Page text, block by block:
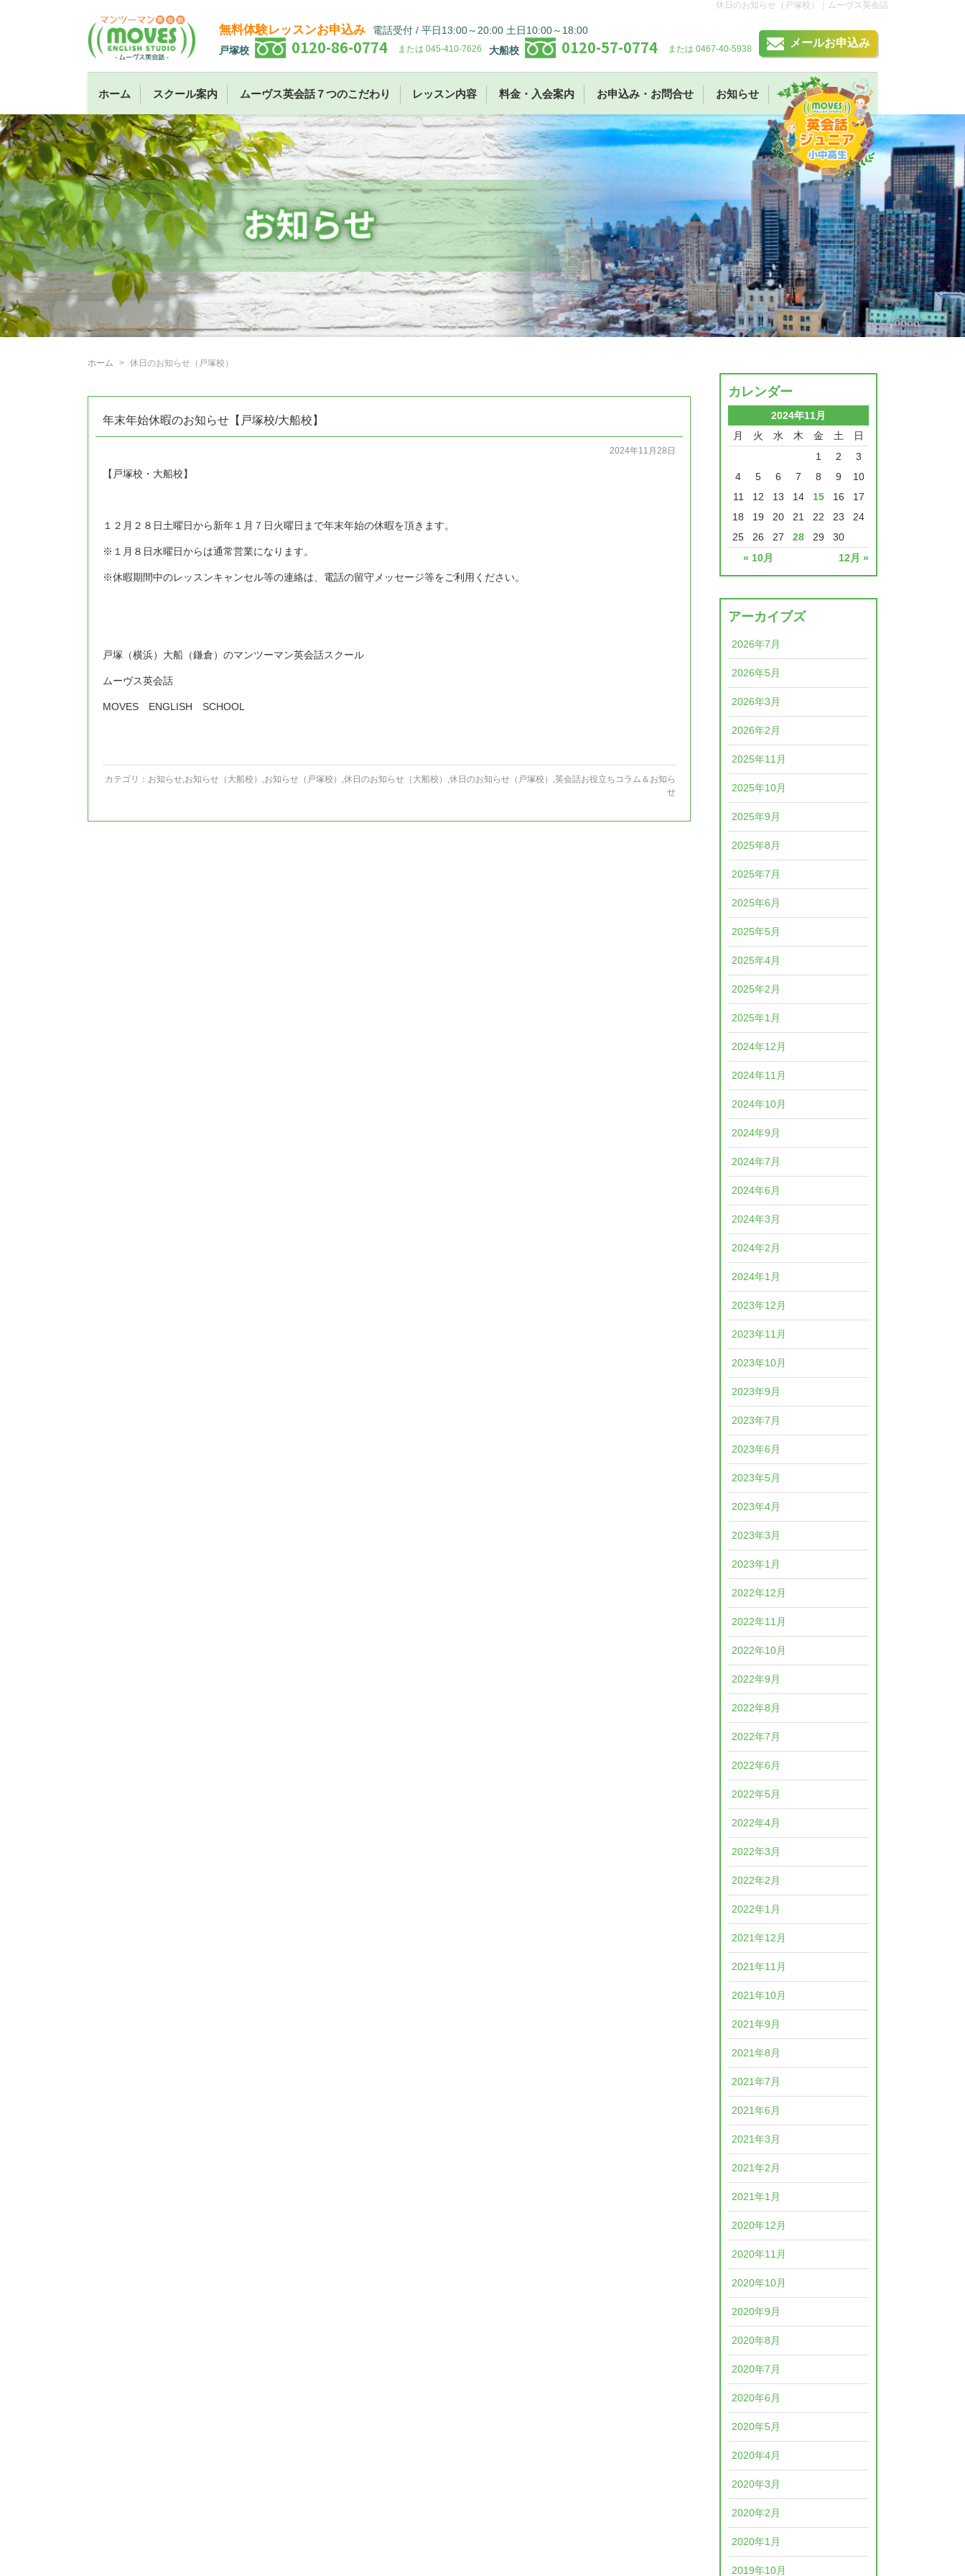
休日のお知らせ（戸塚校）｜ムーヴス英会話
無料体験レッスンお申込み
電話受付 / 平日13:00～20:00 土日10:00～18:00
戸塚校
0120-86-0774 または 045-410-7626 大船校 0120-57-0774 または 0467-40-5938
メールお申込み
ホーム スクール案内 ムーヴス英会話７つのこだわり レッスン内容 料金・入会案内 お申込み・お問合せ お知らせ
ホーム 休日のお知らせ（戸塚校）
年末年始休暇のお知らせ【戸塚校/大船校】
2024年11月28日
【戸塚校・大船校】
１２月２８日土曜日から新年１月７日火曜日まで年末年始の休暇を頂きます。
※１月８日水曜日からは通常営業になります。
※休暇期間中のレッスンキャンセル等の連絡は、電話の留守メッセージ等をご利用ください。
戸塚（横浜）大船（鎌倉）のマンツーマン英会話スクール
ムーヴス英会話
MOVES ENGLISH SCHOOL
カテゴリ： お知らせ お知らせ（大船校） お知らせ（戸塚校） 休日のお知らせ（大船校） 休日のお知らせ（戸塚校）
英会話お役立ちコラム＆お知ら
せ
カレンダー
2024年11月
月
火 水 木 金 土 日
« 10月 12月 »
1 2
3
4
5 6 7 8 9
10
11
12 13 14 15 16
17
18
19 20 21 22 23
24
25
26 27 28 29 30
アーカイブズ
2026年7月
2026年5月
2026年3月
2026年2月
2025年11月
2025年10月
2025年9月
2025年8月
2025年7月
2025年6月
2025年5月
2025年4月
2025年2月
2025年1月
2024年12月
2024年11月
2024年10月
2024年9月
2024年7月
2024年6月
2024年3月
2024年2月
2024年1月
2023年12月
2023年11月
2023年10月
2023年9月
2023年7月
2023年6月
2023年5月
2023年4月
2023年3月
2023年1月
2022年12月
2022年11月
2022年10月
2022年9月
2022年8月
2022年7月
2022年6月
2022年5月
2022年4月
2022年3月
2022年2月
2022年1月
2021年12月
2021年11月
2021年10月
2021年9月
2021年8月
2021年7月
2021年6月
2021年3月
2021年2月
2021年1月
2020年12月
2020年11月
2020年10月
2020年9月
2020年8月
2020年7月
2020年6月
2020年5月
2020年4月
2020年3月
2020年2月
2020年1月
2019年10月